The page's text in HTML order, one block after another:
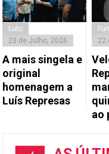
Luto
23 de Julho, 2026
A mais singela e
original
homenagem a
Luís Represas
22
ao